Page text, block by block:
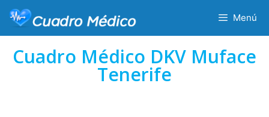
Menú
Cuadro Médico DKV Muface
Tenerife